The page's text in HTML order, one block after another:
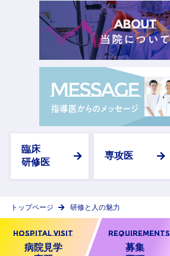
臨床
研修医
専攻医
トップページ 研修と人の魅力
HOSPITAL VISIT
病院見学
REQUIREMENTS
募集